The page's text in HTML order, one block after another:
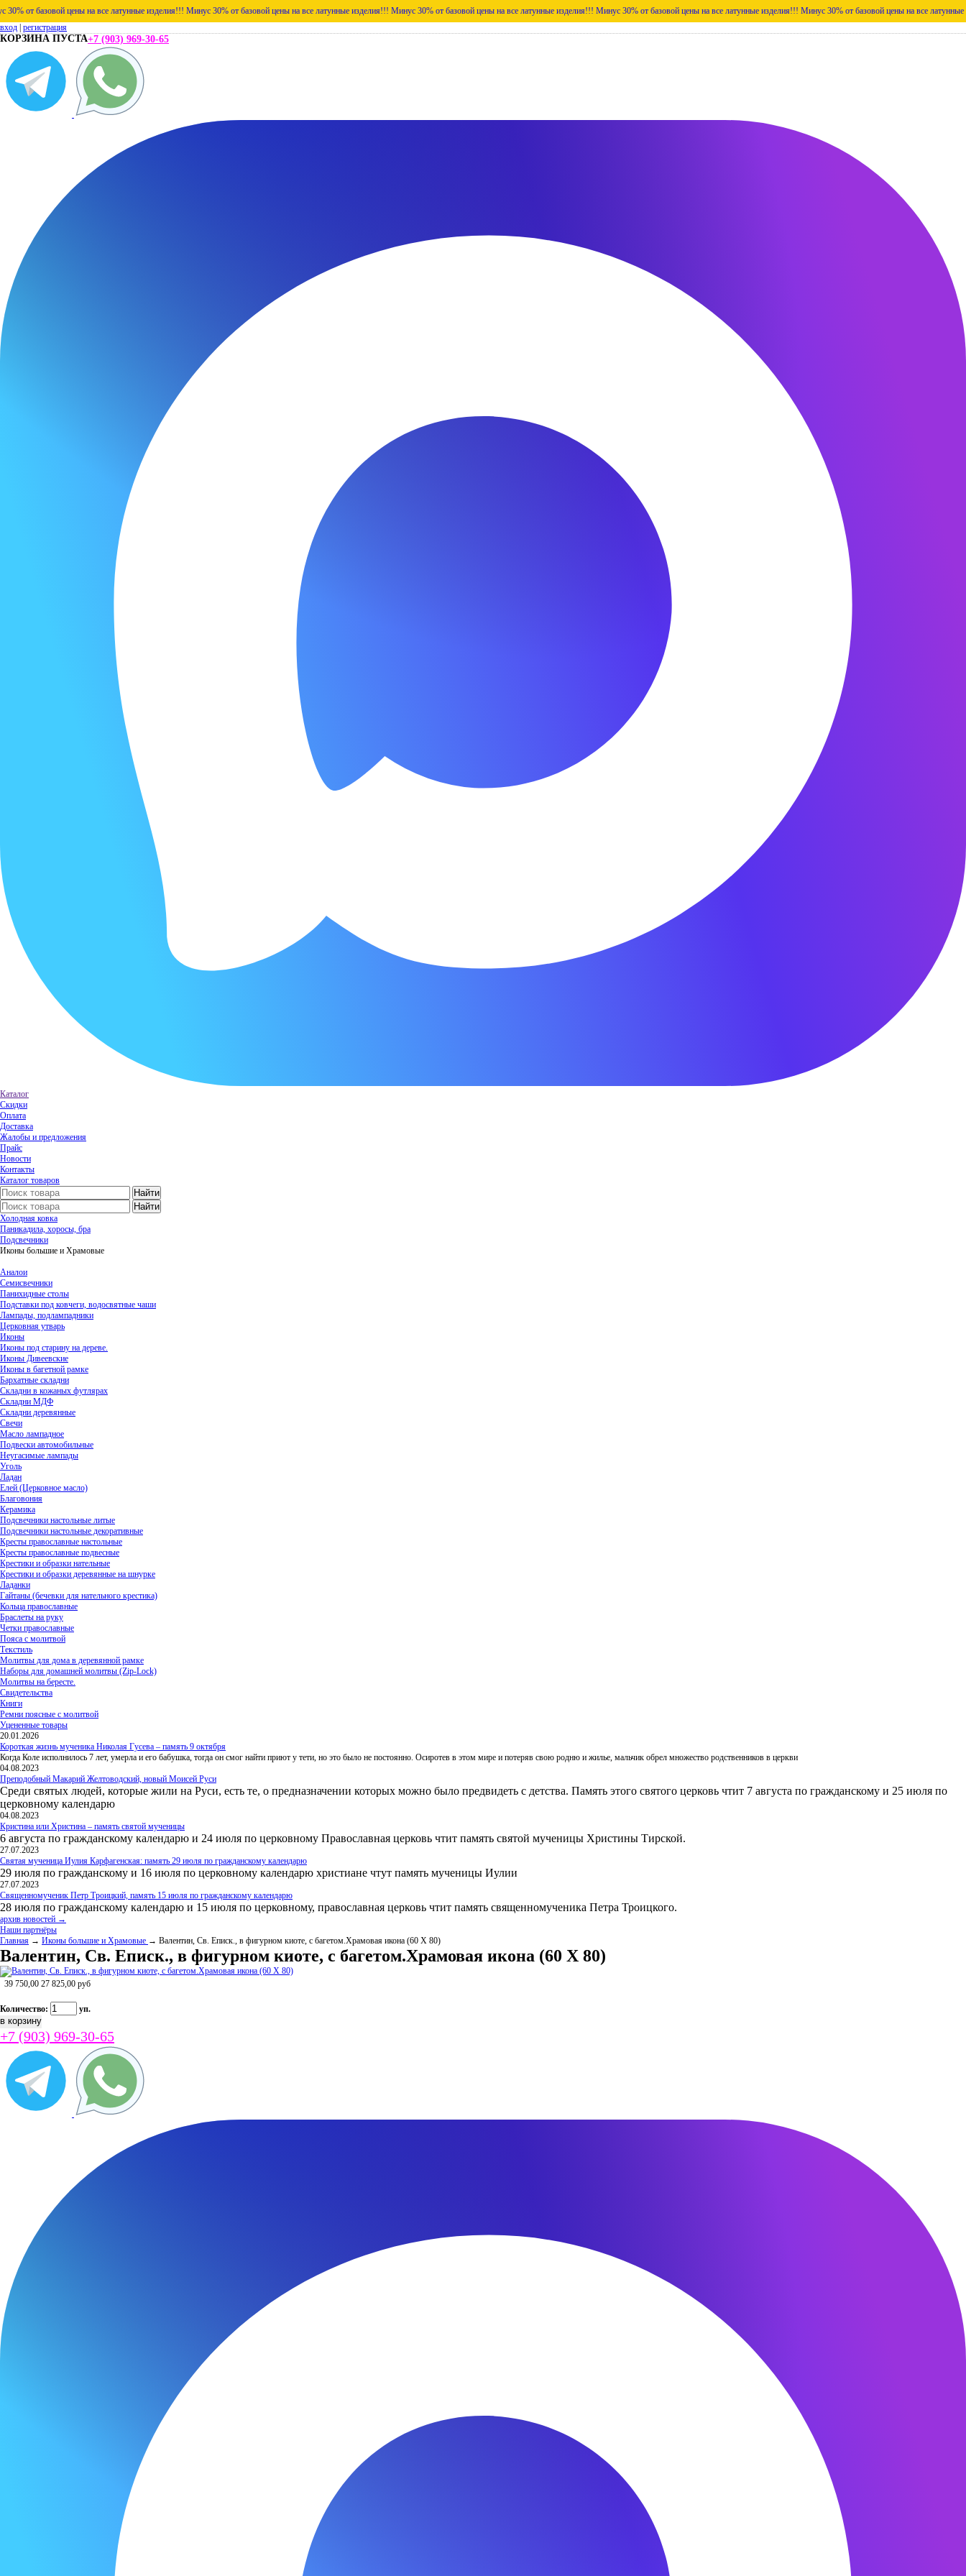
цены на все латунные изделия!!! Минус 30% от базовой цены на все латунные изделия!!! Минус 30% от базовой цены на все латунные изделия!!! Минус 30% от базовой цены на все латунные изделия!!! Минус 30% от базовой цены на все латунные изделия!!!
вход регистрация
КОРЗИНА ПУСТА+7 (903) 969-30-65
Каталог
Скидки
Оплата
Доставка
Жалобы и предложения
Прайс
Новости
Контакты
Каталог товаров
Холодная ковка
Паникадила, хоросы, бра
Подсвечники
Иконы большие и Храмовые
Аналои
Семисвечники
Панихидные столы
Подставки под ковчеги, водосвятные чаши
Лампады, подлампадники
Церковная утварь
Иконы
Иконы под старину на дереве.
Иконы Дивеевские
Иконы в багетной рамке
Бархатные складни
Складни в кожаных футлярах
Складни МДФ
Складни деревянные
Свечи
Масло лампадное
Подвески автомобильные
Неугасимые лампады
Уголь
Ладан
Елей (Церковное масло)
Благовония
Керамика
Подсвечники настольные литые
Подсвечники настольные декоративные
Кресты православные настольные
Кресты православные подвесные
Крестики и образки нательные
Крестики и образки деревянные на шнурке
Ладанки
Гайтаны (бечевки для нательного крестика)
Кольца православные
Браслеты на руку
Четки православные
Пояса с молитвой
Текстиль
Молитвы для дома в деревянной рамке
Наборы для домашней молитвы (Zip-Lock)
Молитвы на бересте.
Свидетельства
Книги
Ремни поясные с молитвой
Уцененные товары
20.01.2026
Короткая жизнь мученика Николая Гусева – память 9 октября
Когда Коле исполнилось 7 лет, умерла и его бабушка, тогда он смог найти приют у тети, но это было не постоянно. Осиротев в этом мире и потеряв свою родню и жилье, мальчик обрел множество родственников в церкви
04.08.2023
Преподобный Макарий Желтоводский, новый Моисей Руси
Среди святых людей, которые жили на Руси, есть те, о предназначении которых можно было предвидеть с детства. Память этого святого церковь чтит 7 августа по гражданскому и 25 июля по
церковному календарю
04.08.2023
Кристина или Христина – память святой мученицы
6 августа по гражданскому календарю и 24 июля по церковному Православная церковь чтит память святой мученицы Христины Тирской.
27.07.2023
Святая мученица Иулия Карфагенская: память 29 июля по гражданскому календарю
29 июля по гражданскому и 16 июля по церковному календарю христиане чтут память мученицы Иулии
27.07.2023
Священномученик Петр Троицкий, память 15 июля по гражданскому календарю
28 июля по гражданскому календарю и 15 июля по церковному, православная церковь чтит память священномученика Петра Троицкого.
архив новостей →
Наши партнёры
Главная → Иконы большие и Храмовые → Валентин, Св. Еписк., в фигурном киоте, с багетом.Храмовая икона (60 Х 80)
Валентин, Св. Еписк., в фигурном киоте, с багетом.Храмовая икона (60 Х 80)
39 750,00 27 825,00 руб
Количество: уп.
+7 (903) 969-30-65